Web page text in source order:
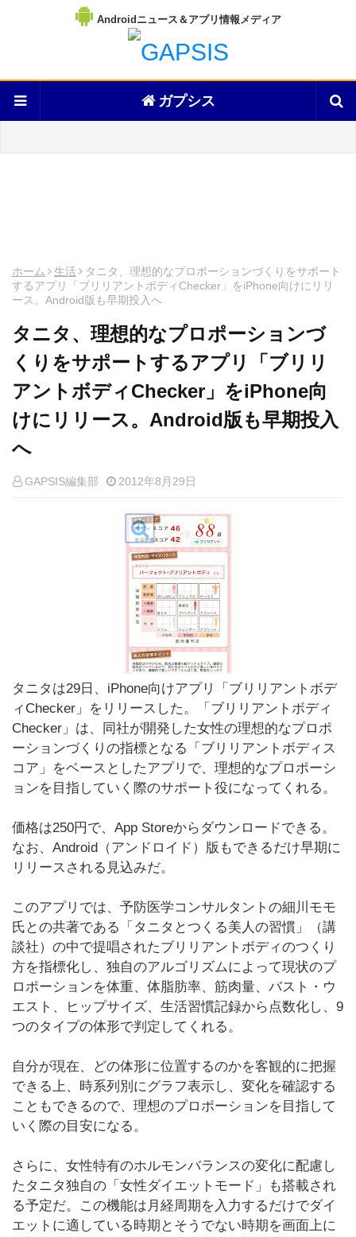
Androidニュース＆アプリ情報メディア
ガプシス
ホーム 生活
タニタ、理想的なプロポーションづくりをサポート
するアプリ「ブリリアントボディChecker」をiPhone向けにリリ
ース。Android版も早期投入へ
タニタ、理想的なプロポーションづ
くりをサポートするアプリ「ブリリ
アントボディChecker」をiPhone向
けにリリース。Android版も早期投入
へ
GAPSIS編集部 2012年8月29日
タニタは29日、iPhone向けアプリ「ブリリアントボデ
ィChecker」をリリースした。「ブリリアントボディ
Checker」は、同社が開発した女性の理想的なプロポ
ーションづくりの指標となる「ブリリアントボディス
コア」をベースとしたアプリで、理想的なプロポーシ
ョンを目指していく際のサポート役になってくれる。
価格は250円で、App Storeからダウンロードできる。
なお、Android（アンドロイド）版もできるだけ早期に
リリースされる見込みだ。
このアプリでは、予防医学コンサルタントの細川モモ
氏との共著である「タニタとつくる美人の習慣」（講
談社）の中で提唱されたブリリアントボディのつくり
方を指標化し、独自のアルゴリズムによって現状のプ
ロポーションを体重、体脂肪率、筋肉量、バスト・ウ
エスト、ヒップサイズ、生活習慣記録から点数化し、9
つのタイプの体形で判定してくれる。
自分が現在、どの体形に位置するのかを客観的に把握
できる上、時系列別にグラフ表示し、変化を確認する
こともできるので、理想のプロポーションを目指して
いく際の目安になる。
さらに、女性特有のホルモンバランスの変化に配慮し
たタニタ独自の「女性ダイエットモード」も搭載され
る予定だ。この機能は月経周期を入力するだけでダイ
エットに適している時期とそうでない時期を画面上に